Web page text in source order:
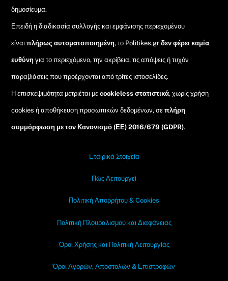
δημοσίευμα.
Επειδή η διαδικασία συλλογής και εμφάνισης περιεχομένου
είναιπλήρως αυτοματοποιημένη, το Politikes.grδεν φέρει καμία
ευθύνη για το περιεχόμενο, την ακρίβεια, τις απόψεις ή τυχόν
παραβιάσεις που προέρχονται από τρίτες ιστοσελίδες.
Η επισκεψιμότητα μετριέται μεcookieless στατιστικά, χωρίς χρήση
cookies ή αποθήκευση προσωπικών δεδομένων, σεπλήρη
συμμόρφωση με τον Κανονισμό (ΕΕ) 2016/679 (GDPR).
Εταιρικά Στοιχεία
Πώς Λειτουργεί
Πολιτική Απορρήτου & Cookies
Πολιτική Πλουραλισμού και Διαφάνειας
Όροι Χρήσης και Πολιτική Λειτουργίας
Όροι Αγορών, Αποστολών & Επιστροφών